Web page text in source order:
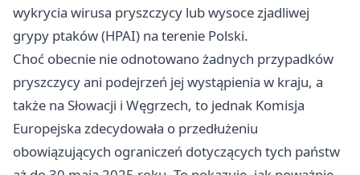
wykrycia wirusa pryszczycy lub wysoce zjadliwej
grypy ptaków (HPAI) na terenie Polski.
Choć obecnie nie odnotowano żadnych przypadków
pryszczycy ani podejrzeń jej wystąpienia w kraju, a
także na Słowacji i Węgrzech, to jednak Komisja
Europejska zdecydowała o przedłużeniu
obowiązujących ograniczeń dotyczących tych państw